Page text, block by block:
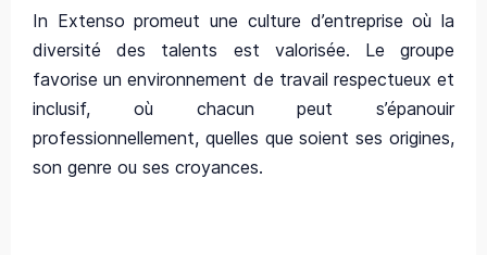
In Extenso promeut une culture d’entreprise où la
diversité des talents est valorisée. Le groupe
favorise un environnement de travail respectueux et
inclusif, où chacun peut s’épanouir
professionnellement, quelles que soient ses origines,
son genre ou ses croyances.